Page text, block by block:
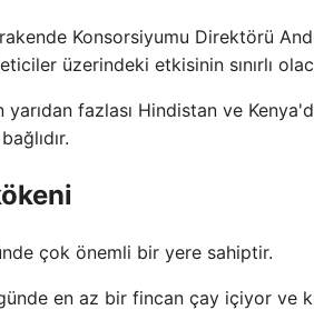
Konsorsiyumu Direktörü
üzerindeki etkisinin sınırlı
yarıdan fazlası Hindistan ve
çok önemli bir yere sahiptir.
en az bir fincan çay içiyor ve